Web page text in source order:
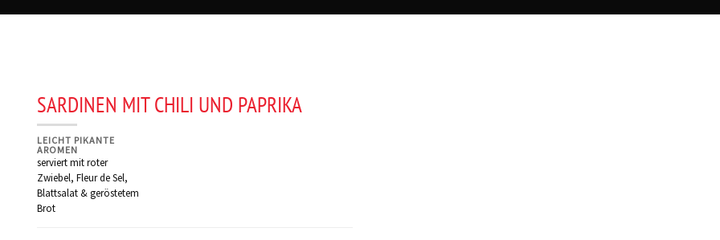
SARDINEN MIT CHILI UND PAPRIKA
LEICHT PIKANTE
AROMEN
serviert mit roter
Zwiebel, Fleur de Sel,
Blattsalat & geröstetem
Brot